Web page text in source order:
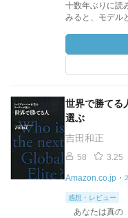
十数年ぶりに読
みると、モデル
世界で勝てる
選ぶ
吉田和正
58 3.25
Amazon.co.jp・
感想・レビュー
あなたは真の